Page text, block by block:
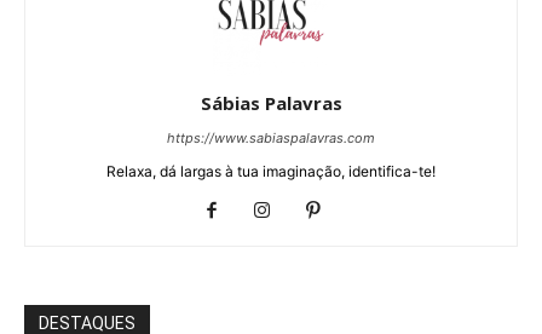
Sábias Palavras
https://www.sabiaspalavras.com
Relaxa, dá largas à tua imaginação, identifica-te!
DESTAQUES